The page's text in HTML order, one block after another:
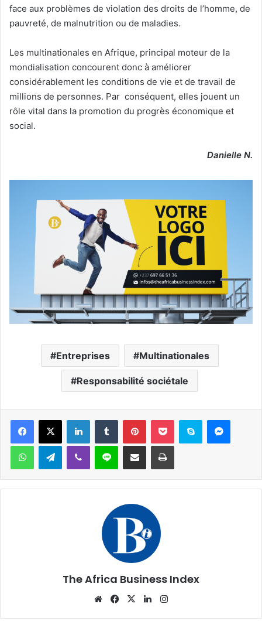
face aux problèmes de violation des droits de l’homme, de
pauvreté, de malnutrition ou de maladies.
Les multinationales en Afrique, principal moteur de la
mondialisation concourent donc à améliorer
considérablement les conditions de vie et de travail de
millions de personnes. Par conséquent, elles jouent un
rôle vital dans la promotion du progrès économique et
social.
Danielle N.
Entreprises Multinationales
Responsabilité sociétale
Facebook
X LinkedinTumblr PinterestPocket Skype
WhatsAppTelegramViber Ligne Partager par email Imprimer
The Africa Business Index
WebsiteFacebook
X Linkedin